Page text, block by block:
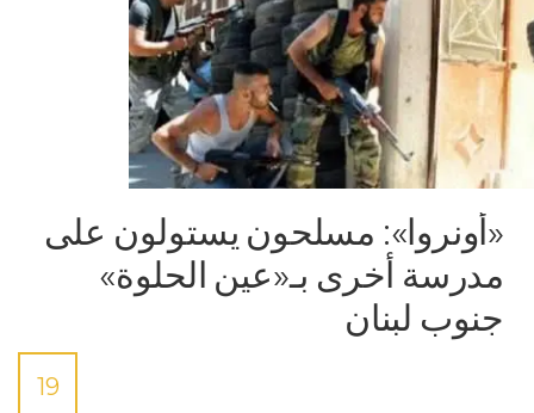
«أونروا»: مسلحون يستولون على
مدرسة أخرى بـ«عين الحلوة»
جنوب لبنان
19